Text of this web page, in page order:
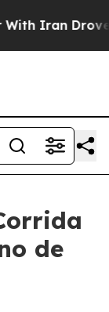
Iran Drove oil
de